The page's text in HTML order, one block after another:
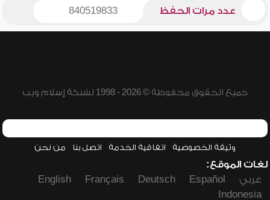
عدد مرات الحفظ 840519833
جميع الحقوق محفوظة © 2026 - 1998 لشبكة إسلام ويب
وثيقة الخصوصية اتفاقية الخدمة اتصل بنا من نحن
لغات الموقع:
عربي
Español
Deutsch
Français
English
Indonesia